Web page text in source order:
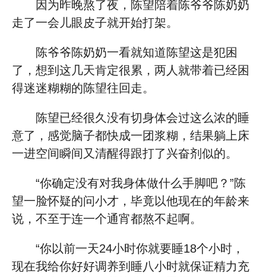
因为昨晚熬了夜，陈望陪着陈爷爷陈奶奶
走了一会儿眼皮子就开始打架。
陈爷爷陈奶奶一看就知道陈望这是犯困
了，想到这几天肯定很累，两人就带着已经困
得迷迷糊糊的陈望往回走。
陈望已经很久没有切身体会过这么浓的睡
意了，感觉脑子都快成一团浆糊，结果躺上床
一进空间瞬间又清醒得跟打了兴奋剂似的。
“你确定没有对我身体做什么手脚吧？”陈
望一脸怀疑的问小才，毕竟以他现在的年龄来
说，不至于连一个通宵都熬不起啊。
“你以前一天24小时你就要睡18个小时，
现在我给你好好调养到睡八小时就保证精力充